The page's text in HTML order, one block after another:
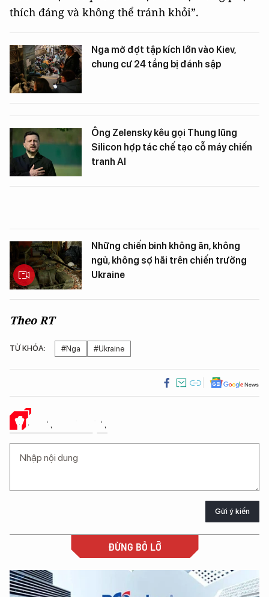
thích đáng và không thể tránh khỏi”.
Nga mở đợt tập kích lớn vào Kiev,
chung cư 24 tầng bị đánh sập
Ông Zelensky kêu gọi Thung lũng
Silicon hợp tác chế tạo cỗ máy chiến
tranh AI
Những chiến binh không ăn, không
ngủ, không sợ hãi trên chiến trường
Ukraine
Theo RT
TỪ KHÓA: #Nga #Ukraine
Ý KIẾN CỦA BẠN
Gửi ý kiến
ĐỪNG BỎ LỠ